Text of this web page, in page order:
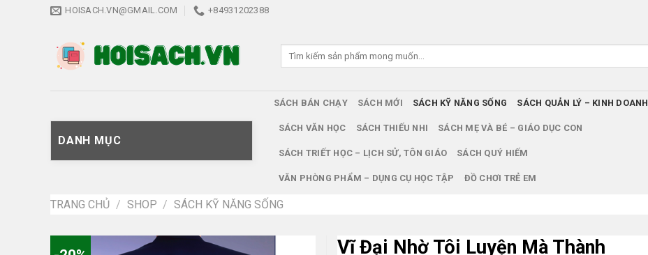
HOISACH.VN@GMAIL.COM +84931202388
DANH MỤC
SÁCH BÁN CHẠY SÁCH MỚI SÁCH KỸ NĂNG SỐNG SÁCH QUẢN LÝ – KINH DOANH
SÁCH VĂN HỌC SÁCH THIẾU NHI SÁCH MẸ VÀ BÉ – GIÁO DỤC CON
SÁCH TRIẾT HỌC – LỊCH SỬ, TÔN GIÁO SÁCH QUÝ HIẾM
VĂN PHÒNG PHẨM – DỤNG CỤ HỌC TẬP ĐỒ CHƠI TRẺ EM
TRANG CHỦ / SHOP / SÁCH KỸ NĂNG SỐNG
Vĩ Đại Nhờ Tôi Luyện Mà Thành